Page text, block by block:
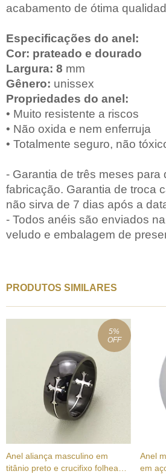
acabamento de ótima
Especificações do anel:
Cor: prateado e dourado
Largura: 8 mm
Gênero: unissex
Propriedades do anel:
• Muito resistente a riscos
• Não oxida e nem enferruja
• Totalmente seguro, não
- Garantia de três meses para
fabricação. Garantia de troca
não sirva de 7 dias após a
- Todos anéis são enviados
veludo e embalagem de
PRODUTOS SIMILARES
5%
OFF
Anel aliança masculino em
titânio preto e crucifixo folheado
Anel
em